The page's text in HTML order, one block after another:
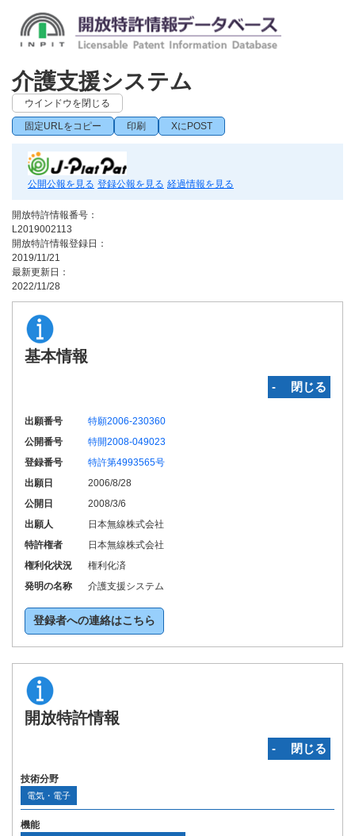
介護支援システム
ウインドウを閉じる
固定URLをコピー 印刷 XにPOST
公開公報を見る 登録公報を見る 経過情報を見る
開放特許情報番号：
L2019002113
開放特許情報登録日：
2019/11/21
最新更新日：
2022/11/28
基本情報
‐ 閉じる
出願番号
特願2006-230360
公開番号
特開2008-049023
登録番号
特許第4993565号
出願日
2006/8/28
公開日
2008/3/6
出願人
日本無線株式会社
特許権者
日本無線株式会社
権利化状況
権利化済
発明の名称
介護支援システム
登録者への連絡はこちら
開放特許情報
‐ 閉じる
技術分野
電気・電子
機能